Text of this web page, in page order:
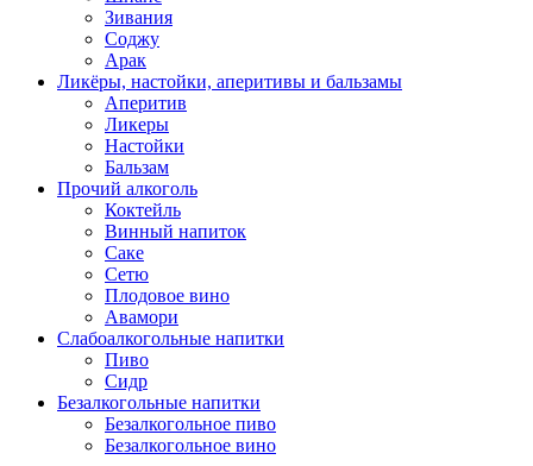
Зивания
Соджу
Арак
Ликёры, настойки, аперитивы и бальзамы
Аперитив
Ликеры
Настойки
Бальзам
Прочий алкоголь
Коктейль
Винный напиток
Саке
Сетю
Плодовое вино
Авамори
Слабоалкогольные напитки
Пиво
Сидр
Безалкогольные напитки
Безалкогольное пиво
Безалкогольное вино